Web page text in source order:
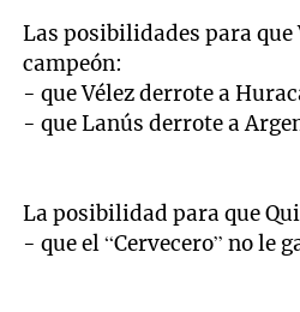
Las posibilidades para que
campeón:
- que Vélez derrote a
- que Lanús derrote a
La posibilidad para que
- que el “Cervecero” no le